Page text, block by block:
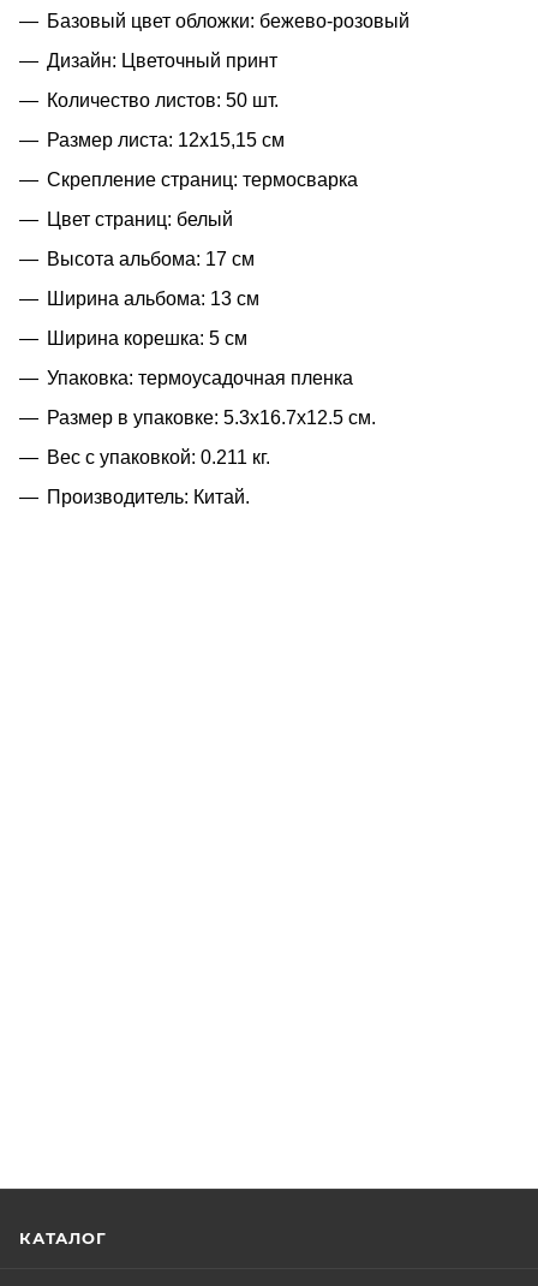
Базовый цвет обложки: бежево-розовый
Дизайн: Цветочный принт
Количество листов: 50 шт.
Размер листа: 12х15,15 см
Скрепление страниц: термосварка
Цвет страниц: белый
Высота альбома: 17 см
Ширина альбома: 13 см
Ширина корешка: 5 см
Упаковка: термоусадочная пленка
Размер в упаковке: 5.3x16.7x12.5 см.
Вес с упаковкой: 0.211 кг.
Производитель: Китай.
КАТАЛОГ